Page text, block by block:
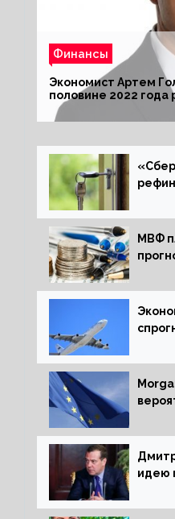
Финансы
Экономист Артем
половине 2022 года
комфортный курс
МВФ
идею